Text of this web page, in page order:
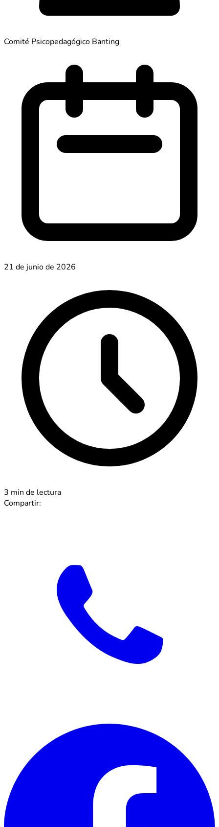
Comité Psicopedagógico Banting
21 de junio de 2026
3 min de lectura
Compartir: